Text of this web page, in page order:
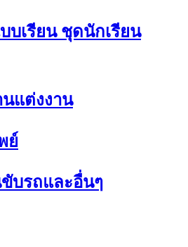
บเรียน ชุดนักเรียน
แต่งงาน
ย์
ขับรถและอื่นๆ